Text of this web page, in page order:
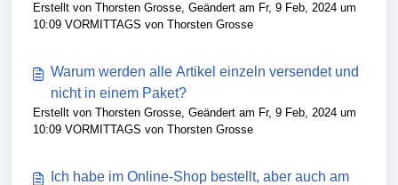
Erstellt von Thorsten Grosse, Geändert am Fr, 9 Feb, 2024 um
10:09 VORMITTAGS von Thorsten Grosse
Warum werden alle Artikel einzeln versendet und
nicht in einem Paket?
Erstellt von Thorsten Grosse, Geändert am Fr, 9 Feb, 2024 um
10:09 VORMITTAGS von Thorsten Grosse
Ich habe im Online-Shop bestellt, aber auch am